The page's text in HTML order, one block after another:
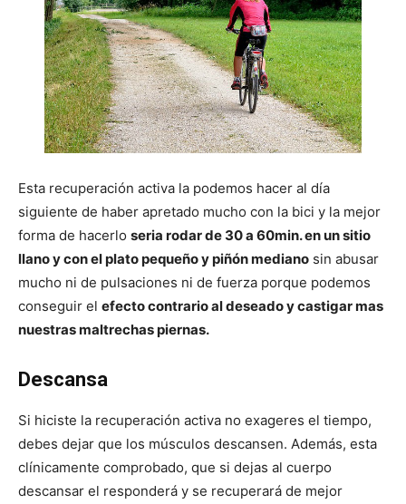
Esta recuperación activa la podemos hacer al día
siguiente de haber apretado mucho con la bici y la mejor
forma de hacerlo seria rodar de 30 a 60min. en un sitio
llano y con el plato pequeño y piñón mediano sin abusar
mucho ni de pulsaciones ni de fuerza porque podemos
conseguir el efecto contrario al deseado y castigar mas
nuestras maltrechas piernas.
Descansa
Si hiciste la recuperación activa no exageres el tiempo,
debes dejar que los músculos descansen. Además, esta
clínicamente comprobado, que si dejas al cuerpo
descansar el responderá y se recuperará de mejor